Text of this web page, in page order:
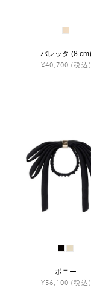
バレッタ (8 cm)
¥40,700 (税込)
ポニー
¥56,100 (税込)